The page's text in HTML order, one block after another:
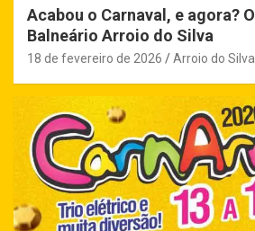
Acabou o Carnaval, e agora?
Balneário Arroio do Silva
18 de fevereiro de 2026 Arroio do Silva